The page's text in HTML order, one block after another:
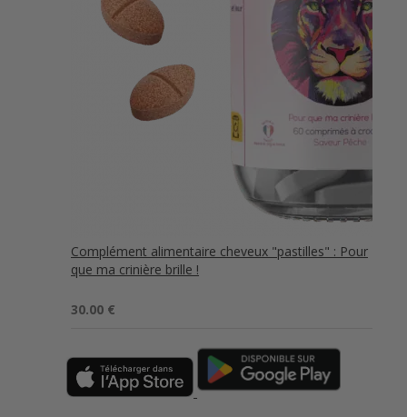
Complément alimentaire cheveux "pastilles" : Pour
que ma crinière brille !
Note 5.00
30.00 €